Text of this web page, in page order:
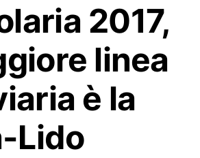
2017,
linea
è la
Lido